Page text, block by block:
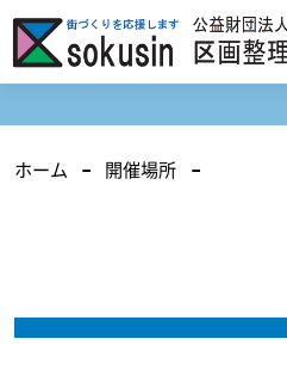
ホーム 開催場所